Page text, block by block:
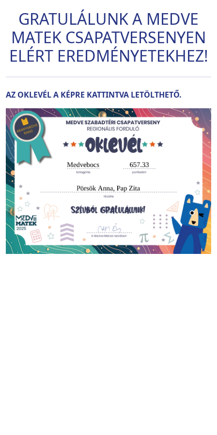
GRATULÁLUNK A MEDVE
MATEK CSAPATVERSENYEN
ELÉRT EREDMÉNYETEKHEZ!
AZ OKLEVÉL A KÉPRE KATTINTVA LETÖLTHETŐ.